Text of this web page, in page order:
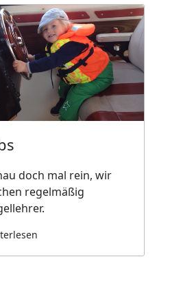
doch mal rein, wir
regelmäßig